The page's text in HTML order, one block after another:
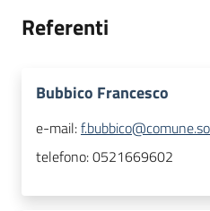
Referenti
Bubbico Francesco
e-mail:
telefono:0521669602